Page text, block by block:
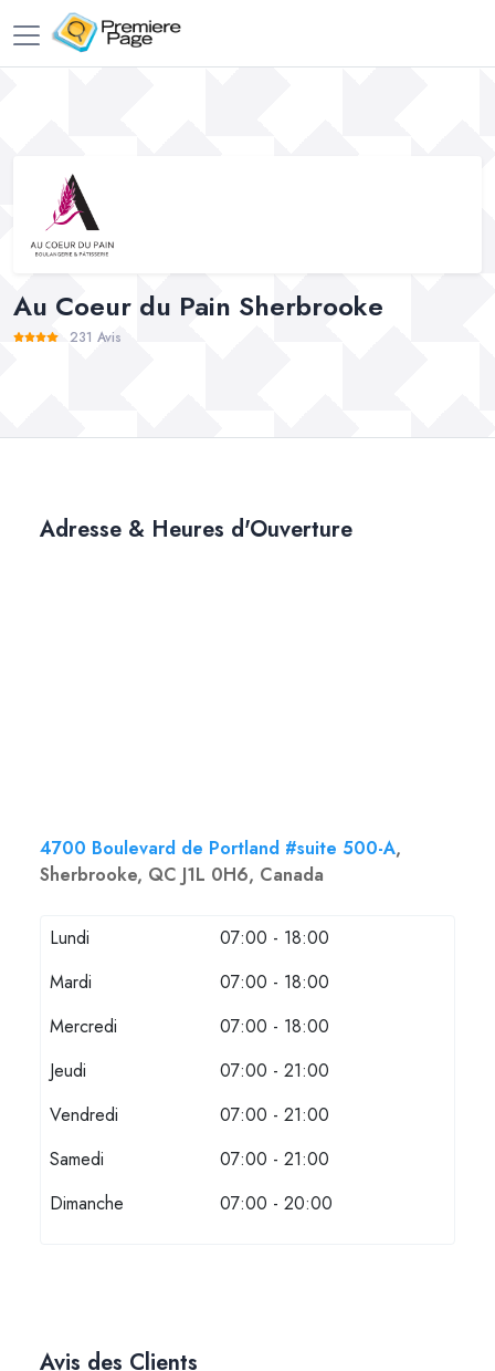
Au Coeur du Pain Sherbrooke
231 Avis
Adresse & Heures d'Ouverture
4700 Boulevard de Portland #suite 500-A,
Sherbrooke, QC J1L 0H6, Canada
Lundi
07:00 - 18:00
Mardi
07:00 - 18:00
Mercredi
07:00 - 18:00
Jeudi
07:00 - 21:00
Vendredi
07:00 - 21:00
Samedi
07:00 - 21:00
Dimanche
07:00 - 20:00
Avis des Clients